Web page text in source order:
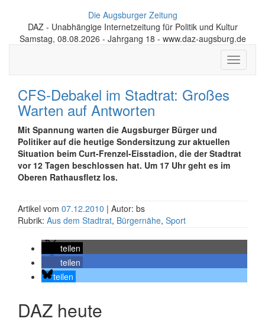
Die Augsburger Zeitung
DAZ - Unabhängige Internetzeitung für Politik und Kultur
Samstag, 08.08.2026 - Jahrgang 18 - www.daz-augsburg.de
Toggle
CFS-Debakel im Stadtrat: Großes
Warten auf Antworten
Mit Spannung warten die Augsburger Bürger und
Politiker auf die heutige Sondersitzung zur aktuellen
Situation beim Curt-Frenzel-Eisstadion, die der Stadtrat
vor 12 Tagen beschlossen hat. Um 17 Uhr geht es im
Oberen Rathausfletz los.
Artikel vom 07.12.2010 | Autor: bs
Rubrik: Aus dem Stadtrat, Bürgernähe, Sport
teilen
teilen
teilen
DAZ heute